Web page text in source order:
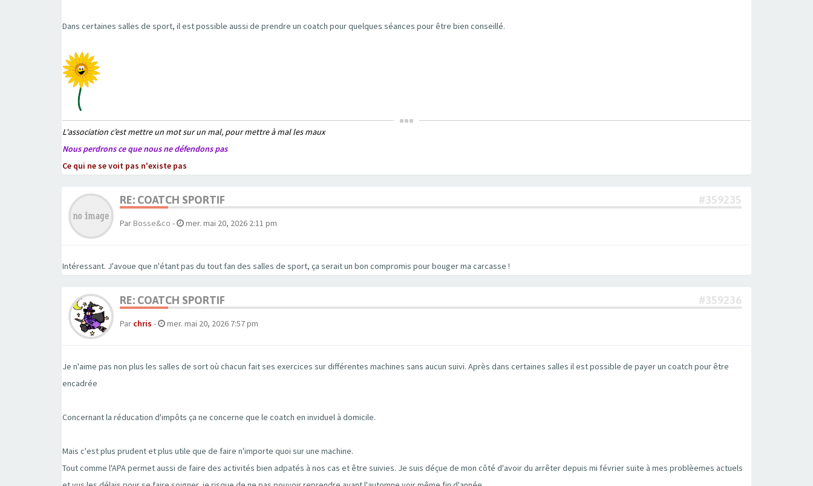
Dans certaines salles de sport, il est possible aussi de prendre un coatch pour quelques séances pour être bien conseillé.
L'association c’est mettre un mot sur un mal, pour mettre à mal les maux
Nous perdrons ce que nous ne défendons pas
Ce qui ne se voit pas n'existe pas
RE: COATCH SPORTIF #359235
Par Bosse&co - mer. mai 20, 2026 2:11 pm
Intéressant. J'avoue que n'étant pas du tout fan des salles de sport, ça serait un bon compromis pour bouger ma carcasse !
RE: COATCH SPORTIF #359236
Par chris - mer. mai 20, 2026 7:57 pm
Je n'aime pas non plus les salles de sort où chacun fait ses exercices sur différentes machines sans aucun suivi. Après dans certaines salles il est possible de payer un coatch pour être
encadrée
Concernant la réducation d'impôts ça ne concerne que le coatch en inviduel à domicile.
Mais c'est plus prudent et plus utile que de faire n'importe quoi sur une machine.
Tout comme l'APA permet aussi de faire des activités bien adpatés à nos cas et être suivies. Je suis déçue de mon côté d'avoir du arrêter depuis mi février suite à mes problèemes actuels